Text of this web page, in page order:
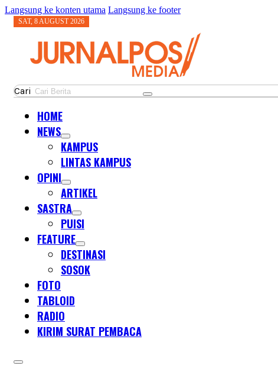
Langsung ke konten utama Langsung ke footer
SAT, 8 AUGUST 2026
Cari
HOME
NEWS
KAMPUS
LINTAS KAMPUS
OPINI
ARTIKEL
SASTRA
PUISI
FEATURE
DESTINASI
SOSOK
FOTO
TABLOID
RADIO
KIRIM SURAT PEMBACA